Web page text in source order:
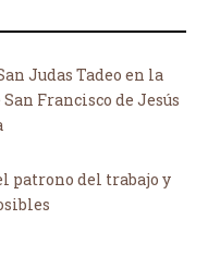
Judas Tadeo en la
Francisco de Jesús
patrono del trabajo y